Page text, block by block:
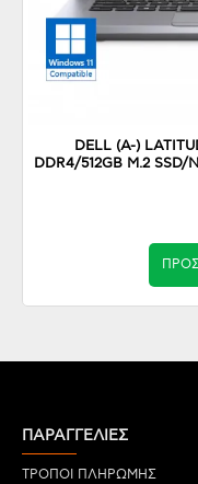
DELL (A-)
DDR4/512GB M.2 SSD/
ΠΑΡΑΓΓΕΛΙΕΣ
ΤΡΟΠΟΙ ΠΛΗΡΩΜΗΣ